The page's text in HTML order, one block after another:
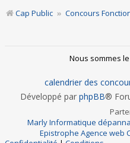
Cap Public
Concours
Nous sommes
calendrier des
Développé par phpBB®
Marly Informatique
Epistrophe Agence web